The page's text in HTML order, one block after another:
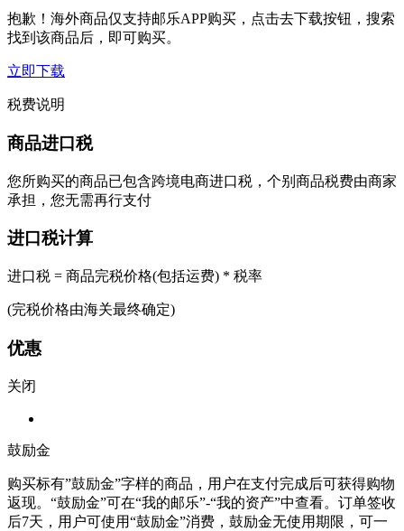
抱歉！海外商品仅支持邮乐APP购买，点击去下载按钮，搜索
找到该商品后，即可购买。
立即下载
税费说明
商品进口税
您所购买的商品已包含跨境电商进口税，个别商品税费由商家
承担，您无需再行支付
进口税计算
进口税 = 商品完税价格(包括运费) * 税率
(完税价格由海关最终确定)
优惠
关闭
鼓励金
购买标有”鼓励金”字样的商品，用户在支付完成后可获得购物
返现。“鼓励金”可在“我的邮乐”-“我的资产”中查看。订单签收
后7天，用户可使用“鼓励金”消费，鼓励金无使用期限，可一